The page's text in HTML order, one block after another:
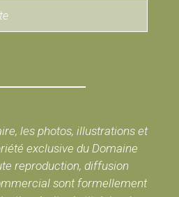
les photos, illustrations et
exclusive du Domaine
reproduction, diffusion
sont formellement